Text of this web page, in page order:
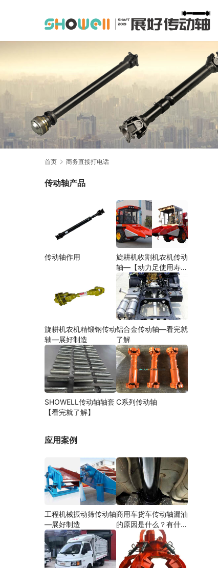
首页 商务直接打电话
传动轴产品
传动轴作用
旋耕机收割机农机传动
轴—【动力足使用寿命
久】
旋耕机农机精锻钢传动
轴—展好制造
铝合金传动轴—看完就
了解
SHOWELL传动轴轴套
【看完就了解】
C系列传动轴
应用案例
工程机械振动筛传动轴
—展好制造
商用车货车传动轴漏油
的原因是什么？有什么